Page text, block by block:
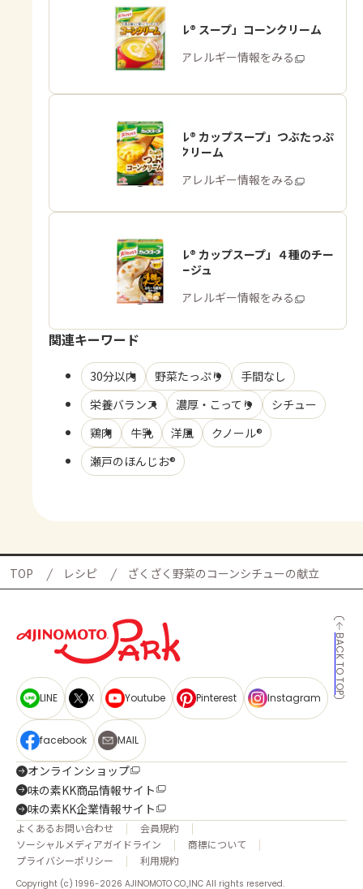
「クノール® スープ」コーンクリーム
商品・アレルギー情報をみる
「クノール® カップスープ」つぶたっぷ
りコーンクリーム
商品・アレルギー情報をみる
「クノール® カップスープ」４種のチー
ズのポタージュ
商品・アレルギー情報をみる
関連キーワード
30分以内 野菜たっぷり
手間なし
栄養バランス
濃厚・こってり
シチュー
鶏肉
牛乳 洋風
クノール®
瀬戸のほんじお®
TOP レシピ ざくざく野菜のコーンシチューの献立
BACK TO TOP
LINE X Youtube Pinterest Instagram
facebook MAIL
オンラインショップ
味の素KK商品情報サイト
味の素KK企業情報サイト
よくあるお問い合わせ
会員規約
ソーシャルメディアガイドライン
商標について
プライバシーポリシー
利用規約
Copyright (c) 1996-2026 AJINOMOTO CO.,INC All rights reserved.